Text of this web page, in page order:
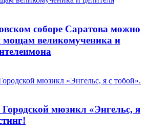
соборе Саратова можно
мощам великомученика и
Городской мюзикл «Энгельс, я